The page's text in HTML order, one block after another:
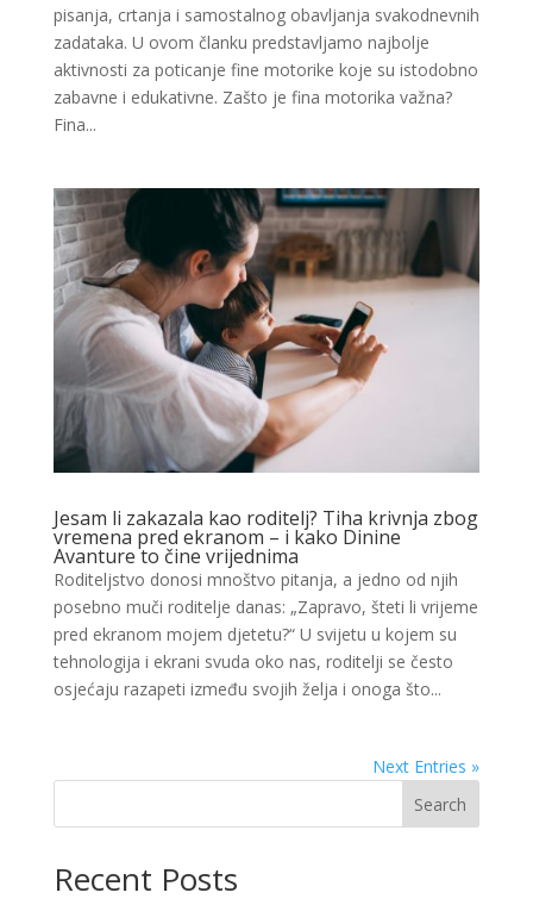
pisanja, crtanja i samostalnog obavljanja svakodnevnih
zadataka. U ovom članku predstavljamo najbolje
aktivnosti za poticanje fine motorike koje su istodobno
zabavne i edukativne. Zašto je fina motorika važna?
Fina...
Jesam li zakazala kao roditelj? Tiha krivnja zbog
vremena pred ekranom – i kako Dinine
Avanture to čine vrijednima
Roditeljstvo donosi mnoštvo pitanja, a jedno od njih
posebno muči roditelje danas: „Zapravo, šteti li vrijeme
pred ekranom mojem djetetu?“ U svijetu u kojem su
tehnologija i ekrani svuda oko nas, roditelji se često
osjećaju razapeti između svojih želja i onoga što...
Next Entries »
Search
Recent Posts